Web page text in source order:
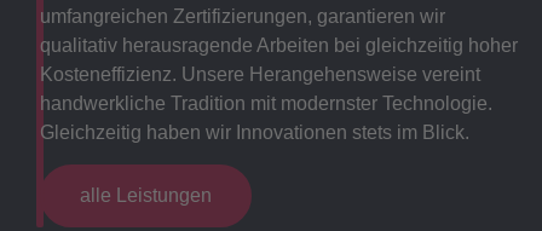
umfangreichen Zertifizierungen, garantieren wir
qualitativ herausragende Arbeiten bei gleichzeitig hoher
Kosteneffizienz. Unsere Herangehensweise vereint
handwerkliche Tradition mit modernster Technologie.
Gleichzeitig haben wir Innovationen stets im Blick.
alle Leistungen